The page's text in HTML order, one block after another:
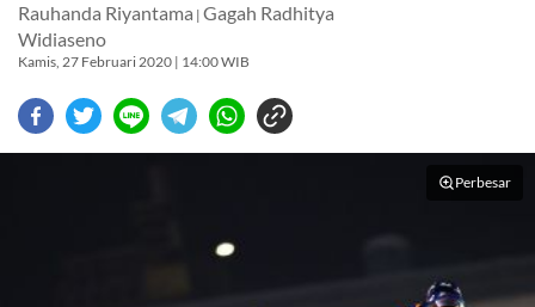
Rauhanda Riyantama | Gagah Radhitya
Widiaseno
Kamis, 27 Februari 2020 | 14:00 WIB
Perbesar